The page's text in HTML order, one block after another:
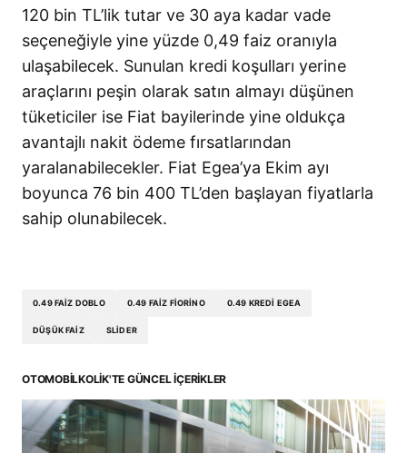
120 bin TL’lik tutar ve 30 aya kadar vade
seçeneğiyle yine yüzde 0,49 faiz oranıyla
ulaşabilecek. Sunulan kredi koşulları yerine
araçlarını peşin olarak satın almayı düşünen
tüketiciler ise Fiat bayilerinde yine oldukça
avantajlı nakit ödeme fırsatlarından
yaralanabilecekler. Fiat Egea’ya Ekim ayı
boyunca 76 bin 400 TL’den başlayan fiyatlarla
sahip olunabilecek.
0.49 FAIZ DOBLO 0.49 FAIZ FIORINO 0.49 KREDI EGEA
DÜŞÜK FAIZ SLIDER
OTOMOBILKOLIK'TE GÜNCEL İÇERIKLER